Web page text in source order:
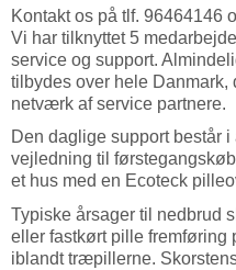
Kontakt os på tlf. 96464146
Vi har tilknyttet 5
service og support.
tilbydes over hele Danmark,
netværk af service partnere.
Den daglige support består
vejledning til
et hus med en Ecoteck
Typiske årsager til nedbrud
eller fastkørt pille fremføring
iblandt træpillerne.